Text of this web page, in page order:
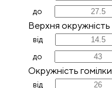
до
Верхня окружність
від
до
Окружність гомілки
від